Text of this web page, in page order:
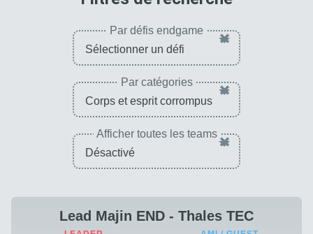
Par défis endgame ×
Par catégories ×
Afficher toutes les teams ×
Lead Majin END - Thales TEC